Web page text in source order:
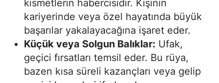
kısmetlerin habercisidir. Kişinin
kariyerinde veya özel hayatında büyük
başarılar yakalayacağına işaret eder.
Küçük veya Solgun Balıklar: Ufak,
geçici fırsatları temsil eder. Bu rüya,
bazen kısa süreli kazançları veya gelip